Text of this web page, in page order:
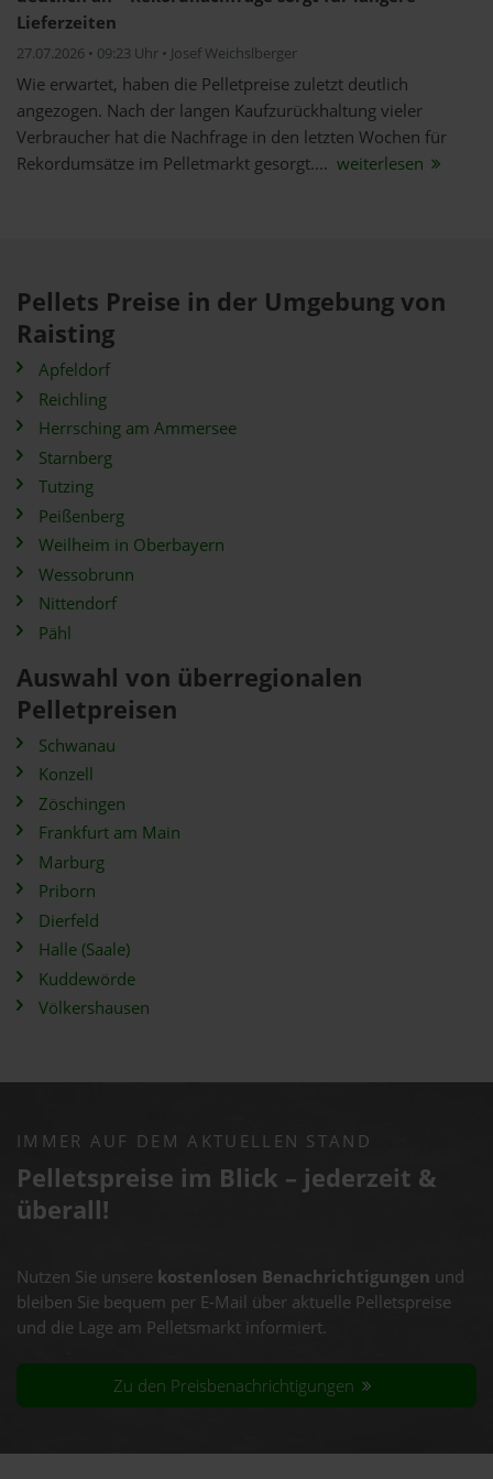
Lieferzeiten
27.07.2026 • 09:23 Uhr • Josef Weichslberger
Wie erwartet, haben die Pelletpreise zuletzt deutlich
angezogen. Nach der langen Kaufzurückhaltung vieler
Verbraucher hat die Nachfrage in den letzten Wochen für
Rekordumsätze im Pelletmarkt gesorgt.... weiterlesen
Pellets Preise in der Umgebung von
Raisting
Apfeldorf
Reichling
Herrsching am Ammersee
Starnberg
Tutzing
Peißenberg
Weilheim in Oberbayern
Wessobrunn
Nittendorf
Pähl
Auswahl von überregionalen
Pelletpreisen
Schwanau
Konzell
Zöschingen
Frankfurt am Main
Marburg
Priborn
Dierfeld
Halle (Saale)
Kuddewörde
Völkershausen
IMMER AUF DEM AKTUELLEN STAND
Pelletspreise im Blick – jederzeit &
überall!
Nutzen Sie unsere kostenlosen Benachrichtigungen und
bleiben Sie bequem per E-Mail über aktuelle Pelletspreise
und die Lage am Pelletsmarkt informiert.
Zu den Preisbenachrichtigungen